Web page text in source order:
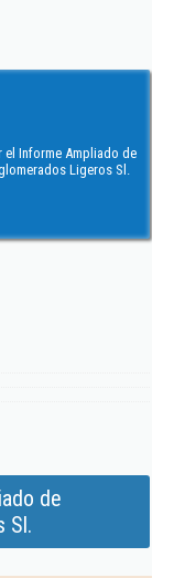
el Informe Ampliado de
Ligeros Sl.
de
Sl.